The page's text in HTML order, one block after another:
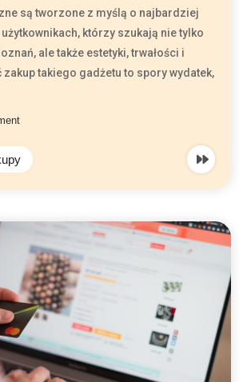
są tworzone z myślą o najbardziej
którzy szukają nie tylko
ale także estetyki, trwałości i
zakup takiego gadżetu to spory wydatek,